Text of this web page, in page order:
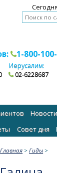
1-800-
Иерусалим:
02-6228687
Новости
Cовет дня
Главная >Гиды >